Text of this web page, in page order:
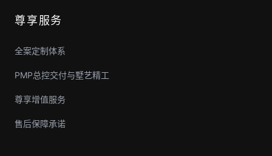
尊享服务
全案定制体系
PMP总控交付与墅艺精工
尊享增值服务
售后保障承诺